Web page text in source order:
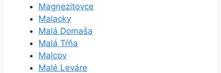
Magnezitovce
Malacky
Malá Domaša
Malá Tŕňa
Malcov
Malé Leváre